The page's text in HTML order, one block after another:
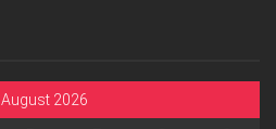
August 2026